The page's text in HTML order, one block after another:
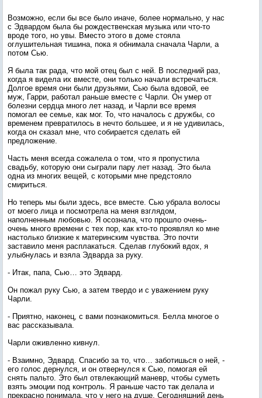
Возможно, если бы все было иначе, более нормально, у нас
с Эдвардом была бы рождественская музыка или что-то
вроде того, но увы. Вместо этого в доме стояла
оглушительная тишина, пока я обнимала сначала Чарли, а
потом Сью.
Я была так рада, что мой отец был с ней. В последний раз,
когда я видела их вместе, они только начали встречаться.
Долгое время они были друзьями, Сью была вдовой, ее
муж, Гарри, работал раньше вместе с Чарли. Он умер от
болезни сердца много лет назад, и Чарли все время
помогал ее семье, как мог. То, что началось с дружбы, со
временем превратилось в нечто большее, и я не удивилась,
когда он сказал мне, что собирается сделать ей
предложение.
Часть меня всегда сожалела о том, что я пропустила
свадьбу, которую они сыграли пару лет назад. Это была
одна из многих вещей, с которыми мне предстояло
смириться.
Но теперь мы были здесь, все вместе. Сью убрала волосы
от моего лица и посмотрела на меня взглядом,
наполненным любовью. Я осознала, что прошло очень-
очень много времени с тех пор, как кто-то проявлял ко мне
настолько близкие к материнским чувства. Это почти
заставило меня расплакаться. Сделав глубокий вдох, я
улыбнулась и взяла Эдварда за руку.
- Итак, папа, Сью… это Эдвард.
Он пожал руку Сью, а затем твердо и с уважением руку
Чарли.
- Приятно, наконец, с вами познакомиться. Белла многое о
вас рассказывала.
Чарли оживленно кивнул.
- Взаимно, Эдвард. Спасибо за то, что… заботишься о ней, -
его голос дернулся, и он отвернулся к Сью, помогая ей
снять пальто. Это был отвлекающий маневр, чтобы суметь
взять эмоции под контроль. Я раньше часто так делала и
прекрасно понимала, что у него на душе. Сегодняшний день